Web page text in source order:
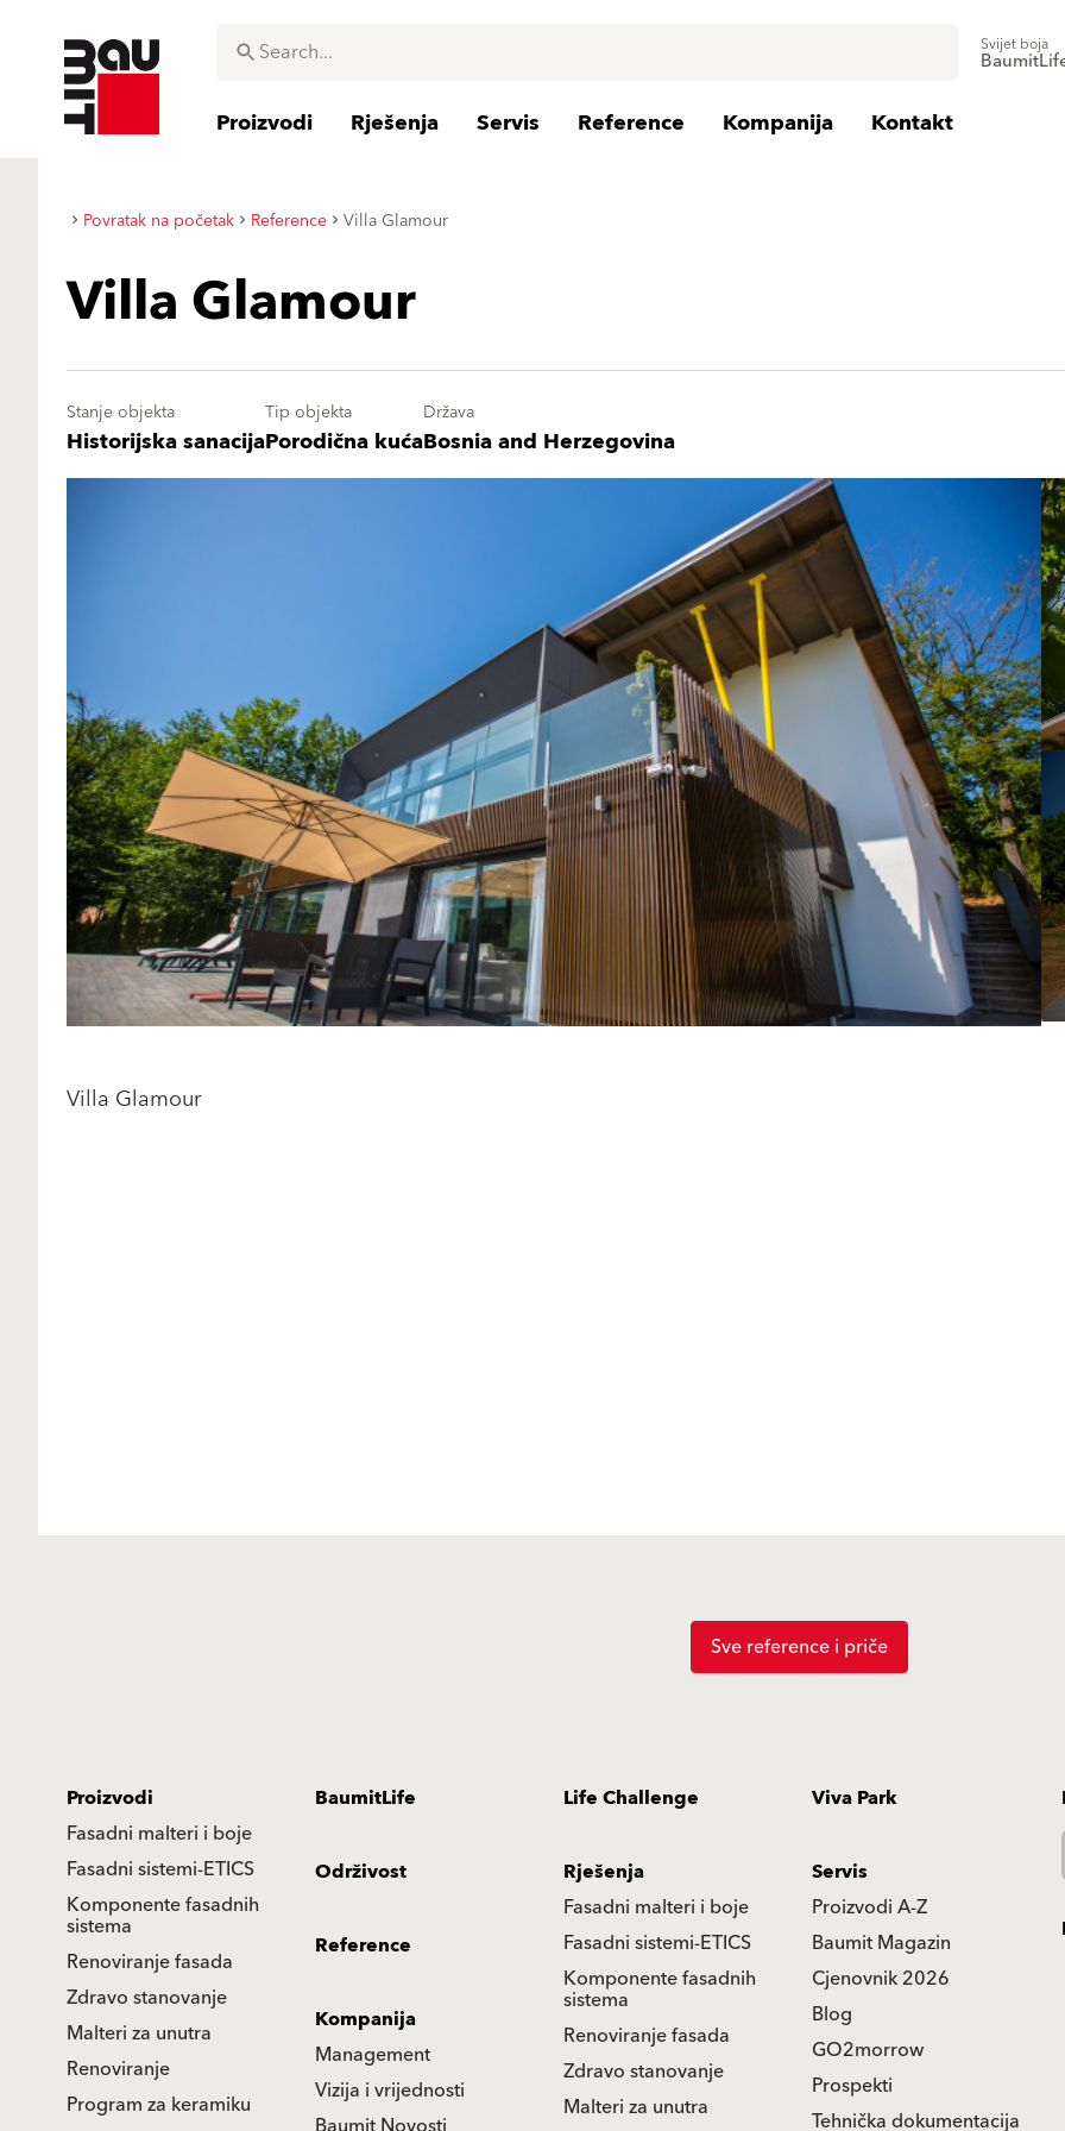
Svijet boja
Proizvodi Rješenja Servis Reference Kompanija Kontakt
Povratak na početak Reference Villa Glamour
Villa Glamour
Stanje objekta
Historijska sanacija
Tip objekta
Porodična kuća
Država
Bosnia and Herzegovina
Villa Glamour
Sve reference i priče
Proizvodi
Fasadni malteri i boje
Fasadni sistemi-ETICS
Komponente fasadnih
sistema
Renoviranje fasada
Zdravo stanovanje
Malteri za unutra
Renoviranje
Program za keramiku
BaumitLife Life Challenge Viva Park
Održivost
Rješenja
Fasadni malteri i boje
Fasadni sistemi-ETICS
Komponente fasadnih
sistema
Renoviranje fasada
Zdravo stanovanje
Malteri za unutra
Servis
Proizvodi A-Z
Baumit Magazin
Cjenovnik 2026
Blog
GO2morrow
Prospekti
Tehnička dokumentacija
Reference
Kompanija
Management
Vizija i vrijednosti